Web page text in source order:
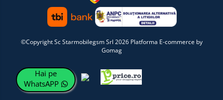
©Copyright Sc Starmobilegsm Srl 2026 Platforma E-commerce by
Gomag
Hai pe
WhatsAPP